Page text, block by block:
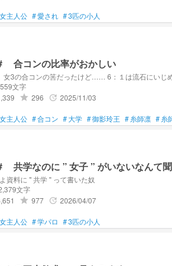
女主人公 #愛され #3匹の小人
合コンの比率がおかしい
女3の合コンの筈だったけど…… 6：１は流石にいじ
文字
grade 296 update 2025/11/03
女主人公 #合コン #大学 #御影玲王 #糸師凛 #糸
＃ 共学なのに ” 女子 ” がいない
誰だよ資料に " 共学 " って書いた奴
文字
grade 977 update 2026/04/07
女主人公 #学パロ #3匹の小人